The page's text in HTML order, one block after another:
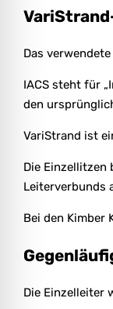
Das
IACS steht für
den
VariStrand ist
Die Einzellitzen
Leiterverbunds
Bei den Kimber
Die Einzelleiter